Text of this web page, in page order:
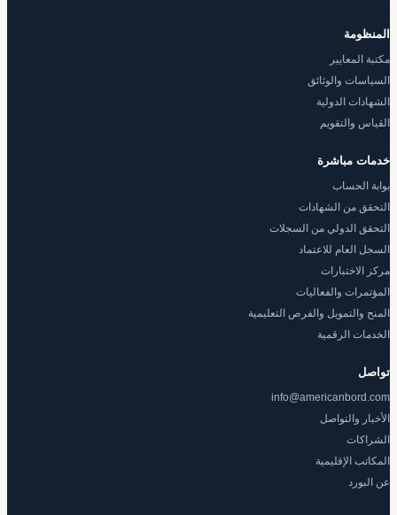
المنظومة
مكتبة المعايير
السياسات والوثائق
الشهادات الدولية
القياس والتقويم
خدمات مباشرة
بوابة الحساب
التحقق من الشهادات
التحقق الدولي من السجلات
السجل العام للاعتماد
مركز الاختبارات
المؤتمرات والفعاليات
المنح والتمويل والفرص التعليمية
الخدمات الرقمية
تواصل
info@americanbord.com
الأخبار والتواصل
الشراكات
المكاتب الإقليمية
عن البورد